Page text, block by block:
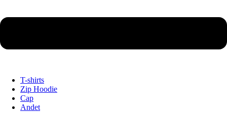
T-shirts
Zip Hoodie
Cap
Andet